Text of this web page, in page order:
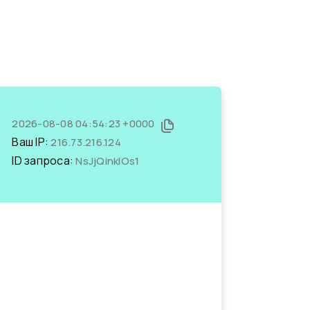
2026-08-08 04:54:23 +0000
Ваш IP:216.73.216.124
ID запроса:NsJjQinklOs1